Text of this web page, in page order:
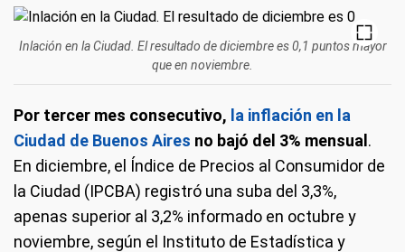
Inlación en la Ciudad. El resultado de diciembre es 0,1 puntos mayor
que en noviembre.
Por tercer mes consecutivo, la inflación en la
Ciudad de Buenos Aires no bajó del 3% mensual.
En diciembre, el Índice de Precios al Consumidor de
la Ciudad (IPCBA) registró una suba del 3,3%,
apenas superior al 3,2% informado en octubre y
noviembre, según el Instituto de Estadística y